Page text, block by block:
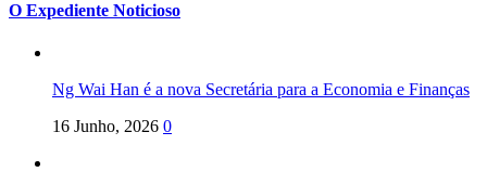
O Expediente Noticioso
Ng Wai Han é a nova Secretária para a Economia e Finanças
16 Junho, 2026 0